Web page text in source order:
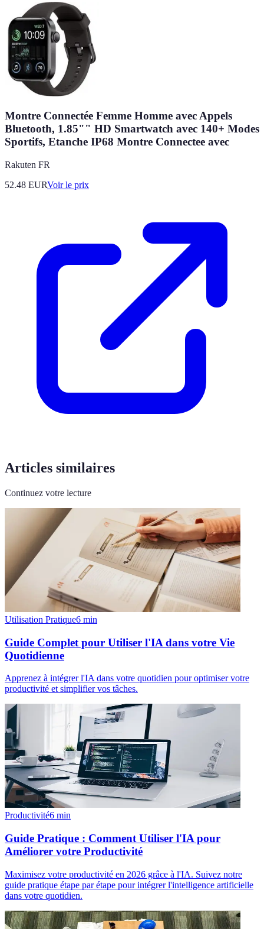
Montre Connectée Femme Homme avec Appels
Bluetooth, 1.85"" HD Smartwatch avec 140+ Modes
Sportifs, Etanche IP68 Montre Connectee avec
Rakuten FR
52.48 EURVoir le prix
Articles similaires
Continuez votre lecture
Utilisation Pratique6 min
Guide Complet pour Utiliser l'IA dans votre Vie
Quotidienne
Apprenez à intégrer l'IA dans votre quotidien pour optimiser votre
productivité et simplifier vos tâches.
Productivité6 min
Guide Pratique : Comment Utiliser l'IA pour
Améliorer votre Productivité
Maximisez votre productivité en 2026 grâce à l'IA. Suivez notre
guide pratique étape par étape pour intégrer l'intelligence artificielle
dans votre quotidien.